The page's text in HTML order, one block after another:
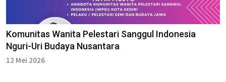
Komunitas Wanita Pelestari Sanggul Indonesia
Nguri-Uri Budaya Nusantara
12 Mei 2026